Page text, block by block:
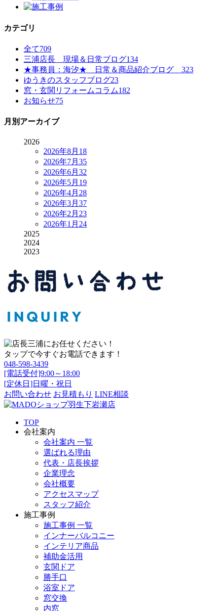
カテゴリ
全て709
三浦店長 現場＆日常ブログ134
★事務員：海汐★ 日常＆商品紹介ブログ 323
ゆうきのスタッフブログ23
窓・玄関リフォームコラム182
お知らせ75
月別アーカイブ
2026
2026年8月 18
2026年7月 35
2026年6月 32
2026年5月 19
2026年4月 28
2026年3月 37
2026年2月 23
2026年1月 24
2025
2024
2023
タップで今すぐお電話できます！
048-598-3439
[電話受付]9:00～18:00
[定休日]日曜・祝日
お問い合わせ お見積もり LINE相談
TOP
会社案内
会社案内 一覧
選ばれる理由
代表・店長挨拶
企業理念
会社概要
アクセスマップ
スタッフ紹介
施工事例
施工事例 一覧
インナーバルコニー
インテリア商品
補助金活用
玄関ドア
勝手口
浴室ドア
窓交換
内窓